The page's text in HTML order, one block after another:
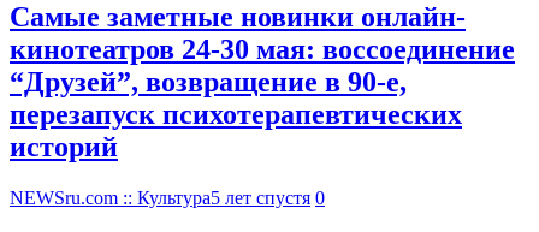
Самые заметные новинки онлайн-
кинотеатров 24-30 мая: воссоединение
“Друзей”, возвращение в 90-е,
перезапуск психотерапевтических
историй
NEWSru.com :: Культура5 лет спустя 0